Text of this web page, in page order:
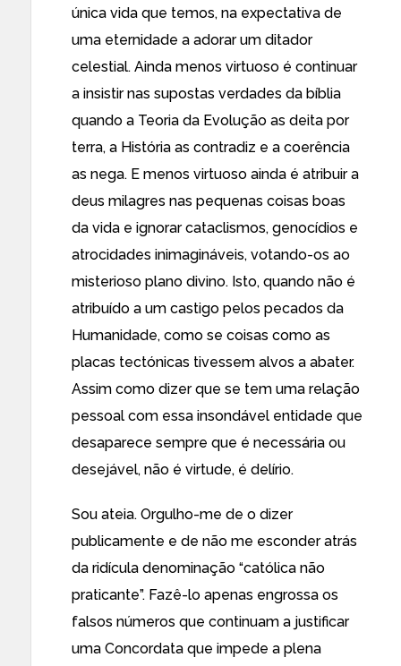
única vida que temos, na expectativa de
uma eternidade a adorar um ditador
celestial. Ainda menos virtuoso é continuar
a insistir nas supostas verdades da bíblia
quando a Teoria da Evolução as deita por
terra, a História as contradiz e a coerência
as nega. E menos virtuoso ainda é atribuir a
deus milagres nas pequenas coisas boas
da vida e ignorar cataclismos, genocídios e
atrocidades inimagináveis, votando-os ao
misterioso plano divino. Isto, quando não é
atribuído a um castigo pelos pecados da
Humanidade, como se coisas como as
placas tectónicas tivessem alvos a abater.
Assim como dizer que se tem uma relação
pessoal com essa insondável entidade que
desaparece sempre que é necessária ou
desejável, não é virtude, é delírio.
Sou ateia. Orgulho-me de o dizer
publicamente e de não me esconder atrás
da ridícula denominação “católica não
praticante”. Fazê-lo apenas engrossa os
falsos números que continuam a justificar
uma Concordata que impede a plena